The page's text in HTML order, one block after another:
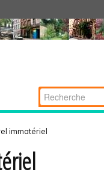
Chercher par
Recherche
immatériel